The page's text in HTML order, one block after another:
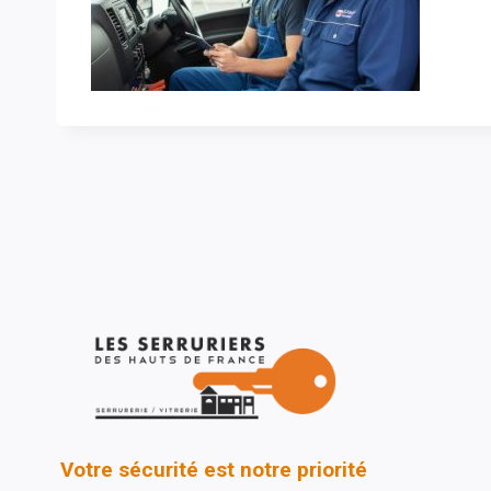
Votre sécurité est notre priorité